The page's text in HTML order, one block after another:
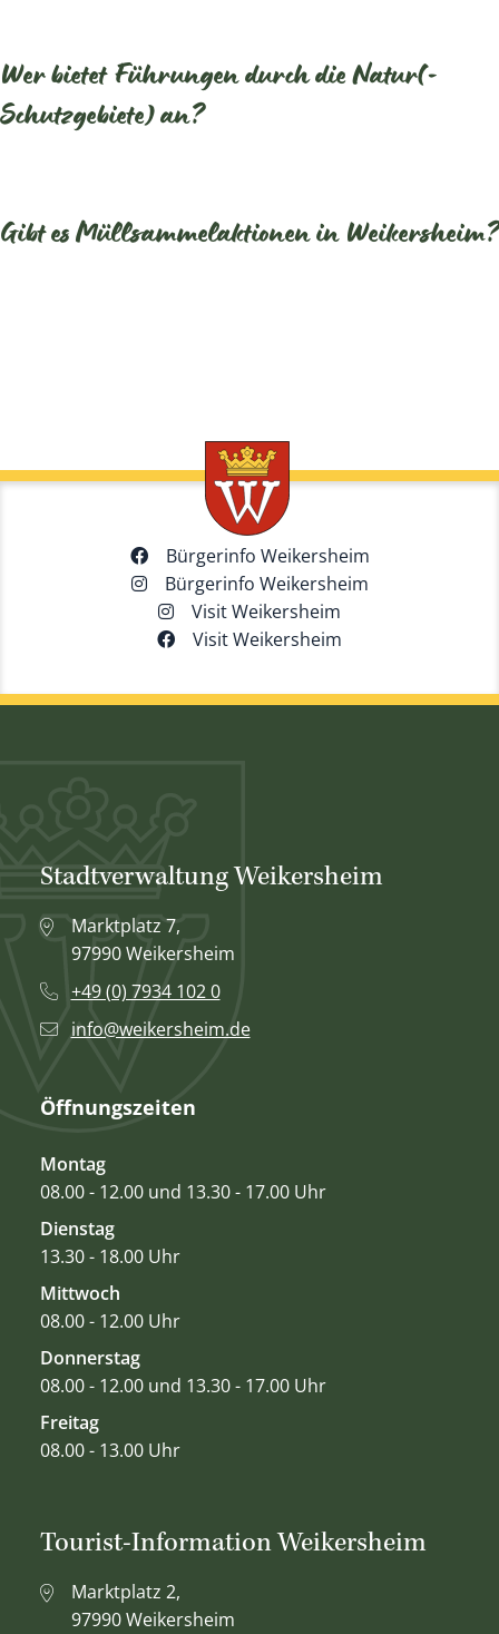
Wer bietet Führungen durch die Natur(-
Schutzgebiete) an?
Gibt es Müllsammelaktionen in Weikersheim?
Bürgerinfo Weikersheim
Bürgerinfo Weikersheim
Visit Weikersheim
Visit Weikersheim
Stadtverwaltung Weikersheim
Marktplatz 7,
97990 Weikersheim
+49 (0) 7934 102 0
info@weikersheim.de
Öffnungszeiten
Montag
08.00 - 12.00 und 13.30 - 17.00 Uhr
Dienstag
13.30 - 18.00 Uhr
Mittwoch
08.00 - 12.00 Uhr
Donnerstag
08.00 - 12.00 und 13.30 - 17.00 Uhr
Freitag
08.00 - 13.00 Uhr
Tourist-Information Weikersheim
Marktplatz 2,
97990 Weikersheim